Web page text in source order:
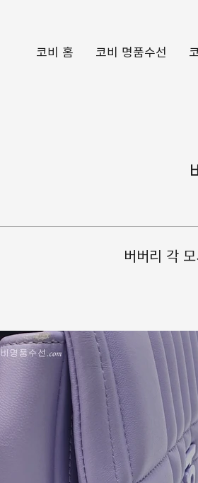
코비 홈 코비 명품수선
버버리 각